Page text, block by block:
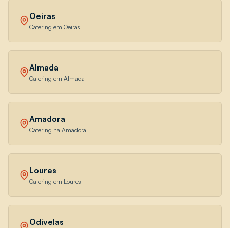
Oeiras
Catering em Oeiras
Almada
Catering em Almada
Amadora
Catering na Amadora
Loures
Catering em Loures
Odivelas